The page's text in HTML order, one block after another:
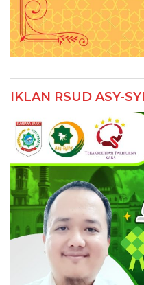
IKLAN RSUD ASY-